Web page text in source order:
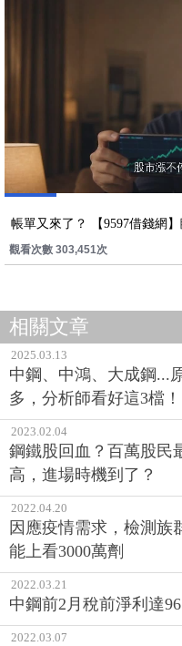
帳單又來了？ 【9597借錢網
觀看次數 303,451次
相關文章
2025.03.13
中鋼、中鴻、大成鋼...
多，分析師看好這3檔！
2023.02.04
鋼鐵股回血？百萬股民
高，進場時機到了？
2022.04.20
因應疫情需求，檢測族
能上看3000萬劑
2022.03.21
中鋼前2月稅前淨利達
2022.03.07